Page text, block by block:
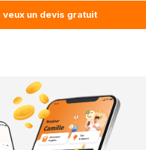
veux un devis gratuit